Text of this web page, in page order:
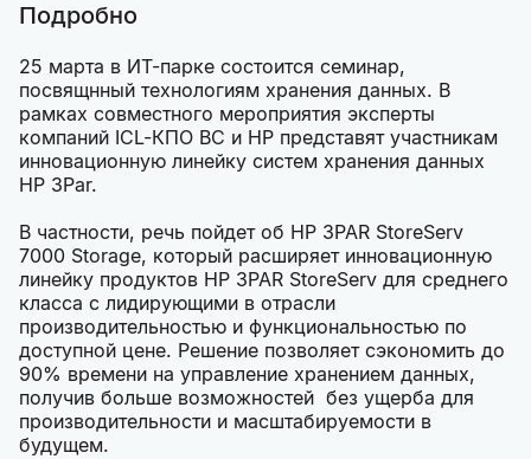
Подробно
25 марта в ИТ-парке состоится семинар,
посвящнный технологиям хранения данных. В
рамках совместного мероприятия эксперты
компаний ICL-КПО ВС и НР представят участникам
инновационную линейку систем хранения данных
НР 3Par.
В частности, речь пойдет об HP 3PAR StoreServ
7000 Storage, который расширяет инновационную
линейку продуктов HP 3PAR StoreServ для среднего
класса с лидирующими в отрасли
производительностью и функциональностью по
доступной цене. Решение позволяет сэкономить до
90% времени на управление хранением данных,
получив больше возможностей без ущерба для
производительности и масштабируемости в
будущем.